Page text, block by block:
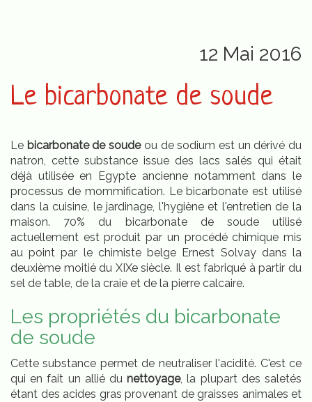
12 Mai 2016
Le bicarbonate de soude
Le bicarbonate de soudeou de sodium est un dérivé du
natron, cette substance issue des lacs salés qui était
déjà utilisée en Egypte ancienne notamment dans le
processus de mommification. Le bicarbonate est utilisé
dans la cuisine, le jardinage, l'hygiène et l'entretien de la
maison. 70% du bicarbonate de soude utilisé
actuellement est produit par un procédé chimique mis
au point par le chimiste belge Ernest Solvay dans la
deuxième moitié du XIXe siècle. Il est fabriqué à partir du
sel de table, de la craie et de la pierre calcaire.
Les propriétés du bicarbonate
de soude
Cette substance permet de neutraliser l'acidité. C'est ce
qui en fait un allié dunettoyage, la plupart des saletés
étant des acides gras provenant de graisses animales et